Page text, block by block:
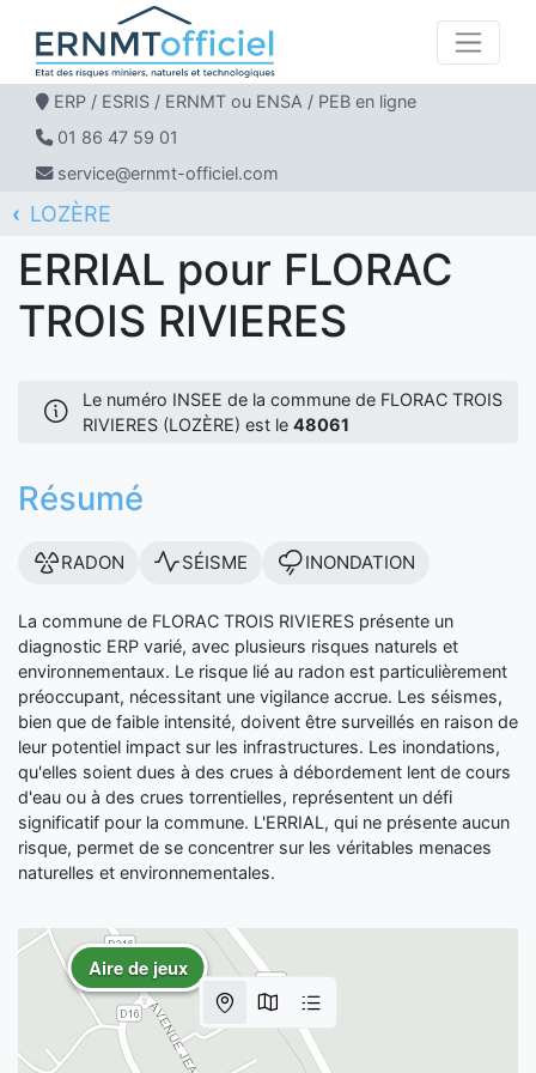
ERP / ESRIS / ERNMT ou ENSA / PEB en ligne
01 86 47 59 01
service@ernmt-officiel.com
ERNMT Officiel
ERRIAL
LOZÈRE
FLORAC TROIS RIVIERES
ERRIAL pour FLORAC
TROIS RIVIERES
Le numéro INSEE de la commune de FLORAC TROIS
RIVIERES (LOZÈRE) est le 48061
Résumé
RADON SÉISME INONDATION
La commune de FLORAC TROIS RIVIERES présente un
diagnostic ERP varié, avec plusieurs risques naturels et
environnementaux. Le risque lié au radon est particulièrement
préoccupant, nécessitant une vigilance accrue. Les séismes,
bien que de faible intensité, doivent être surveillés en raison de
leur potentiel impact sur les infrastructures. Les inondations,
qu'elles soient dues à des crues à débordement lent de cours
d'eau ou à des crues torrentielles, représentent un défi
significatif pour la commune. L'ERRIAL, qui ne présente aucun
risque, permet de se concentrer sur les véritables menaces
naturelles et environnementales.
Aire de jeux